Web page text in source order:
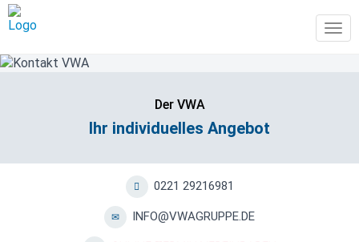
Der VWA
Ihr individuelles Angebot
0221 29216981
INFO@VWAGRUPPE.DE